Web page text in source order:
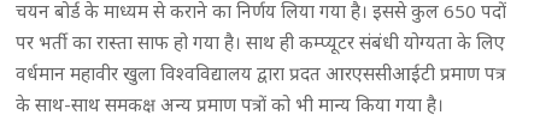
चयन बोर्ड के माध्यम से कराने का निर्णय लिया गया है। इससे कुल 650 पदों
पर भर्ती का रास्ता साफ हो गया है। साथ ही कम्प्यूटर संबंधी योग्यता के लिए
वर्धमान महावीर खुला विश्वविद्यालय द्वारा प्रदत आरएससीआईटी प्रमाण पत्र
के साथ-साथ समकक्ष अन्य प्रमाण पत्रों को भी मान्य किया गया है।